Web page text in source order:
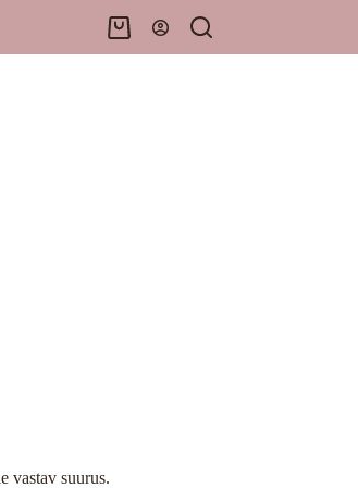
Shopping
cart
vastav suurus.